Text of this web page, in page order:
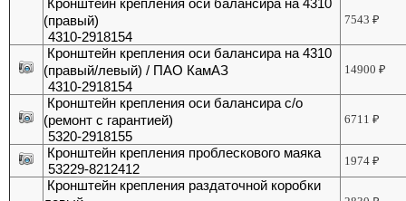
Кронштейн крепления оси балансира на 4310
(правый)
4310-2918154
7543₽
Кронштейн крепления оси балансира на 4310
(правый/левый) / ПАО КамАЗ
4310-2918154
14900₽
Кронштейн крепления оси балансира с/о
(ремонт с гарантией)
5320-2918155
6711₽
Кронштейн крепления проблескового маяка
53229-8212412
1974₽
Кронштейн крепления раздаточной коробки